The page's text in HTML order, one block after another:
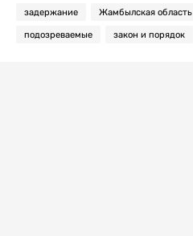
задержание Жамбылская область
подозреваемые закон и порядок